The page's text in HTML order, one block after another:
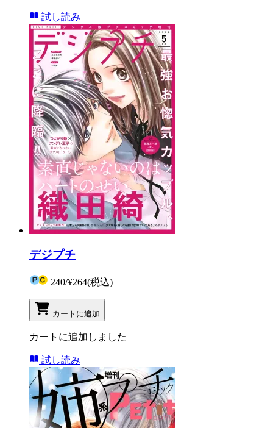
試し読み
デジプチ
240/¥264(税込)
カートに追加
カートに追加しました
試し読み